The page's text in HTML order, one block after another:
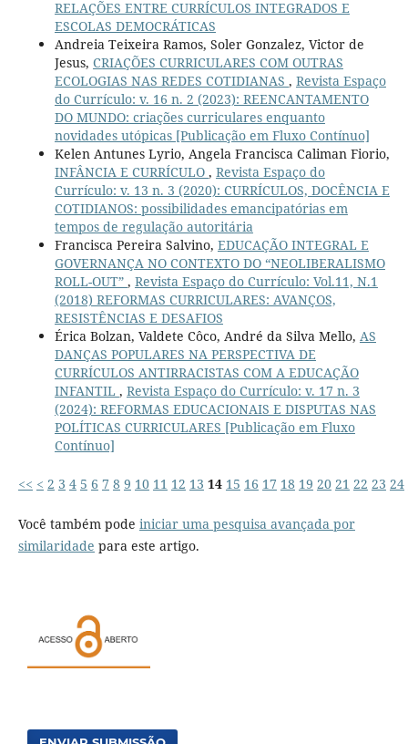
RELAÇÕES ENTRE CURRÍCULOS INTEGRADOS E
ESCOLAS DEMOCRÁTICAS
Andreia Teixeira Ramos, Soler Gonzalez, Victor de
Jesus, CRIAÇÕES CURRICULARES COM OUTRAS
ECOLOGIAS NAS REDES COTIDIANAS , Revista Espaço
do Currículo: v. 16 n. 2 (2023): REENCANTAMENTO
DO MUNDO: criações curriculares enquanto
novidades utópicas [Publicação em Fluxo Contínuo]
Kelen Antunes Lyrio, Angela Francisca Caliman Fiorio,
INFÂNCIA E CURRÍCULO , Revista Espaço do
Currículo: v. 13 n. 3 (2020): CURRÍCULOS, DOCÊNCIA E
COTIDIANOS: possibilidades emancipatórias em
tempos de regulação autoritária
Francisca Pereira Salvino, EDUCAÇÃO INTEGRAL E
GOVERNANÇA NO CONTEXTO DO “NEOLIBERALISMO
ROLL-OUT” , Revista Espaço do Currículo: Vol.11, N.1
(2018) REFORMAS CURRICULARES: AVANÇOS,
RESISTÊNCIAS E DESAFIOS
Érica Bolzan, Valdete Côco, André da Silva Mello, AS
DANÇAS POPULARES NA PERSPECTIVA DE
CURRÍCULOS ANTIRRACISTAS COM A EDUCAÇÃO
INFANTIL , Revista Espaço do Currículo: v. 17 n. 3
(2024): REFORMAS EDUCACIONAIS E DISPUTAS NAS
POLÍTICAS CURRICULARES [Publicação em Fluxo
Contínuo]
<< < 2 3 4 5 6 7 8 9 10 11 12 13 14 15 16 17 18 19 20 21 22 23 24
Você também pode iniciar uma pesquisa avançada por
similaridade para este artigo.